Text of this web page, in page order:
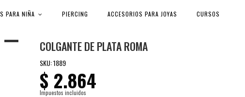
PARA NIÑA PIERCING ACCESORIOS PARA JOYAS CURSOS
COLGANTE DE PLATA ROMA
SKU:1889
$ 2.864
Impuestos incluidos